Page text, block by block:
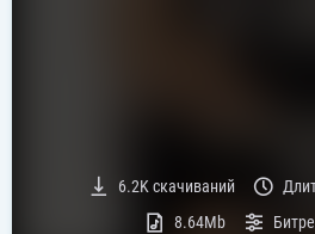
6.2Kскачиваний
8.64Mb